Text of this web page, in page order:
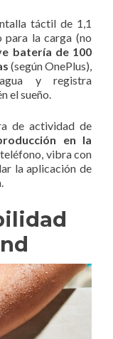
táctil de 1,1
para la carga (no
batería de 100
(según OnePlus),
y registra
el sueño.
de actividad de
en la
vibra con
la aplicación de